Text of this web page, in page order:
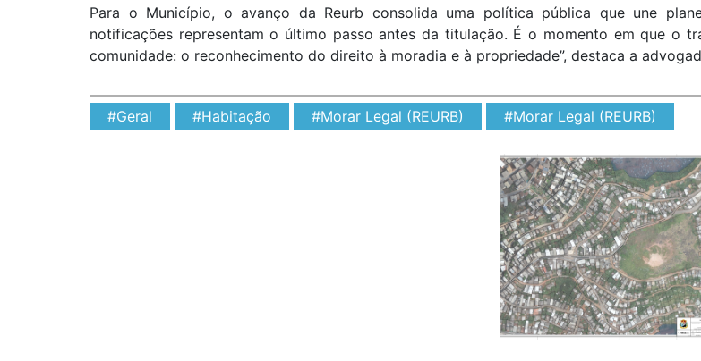
Para o Município, o avanço da Reurb consolida uma política pública que une
notificações representam o último passo antes da titulação. É o momento em que o
comunidade: o reconhecimento do direito à moradia e à propriedade”, destaca a
#Geral #Habitação #Morar Legal (REURB) #Morar Legal (REURB)